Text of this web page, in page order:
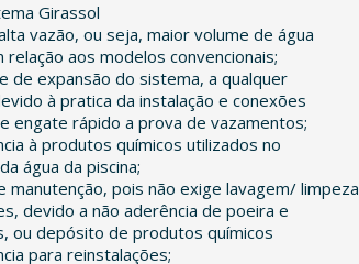
Girassol
vazão, ou seja, maior volume de água
relação aos modelos convencionais;
de expansão do sistema, a qualquer
à pratica da instalação e conexões
engate rápido a prova de vazamentos;
à produtos químicos utilizados no
água da piscina;
manutenção, pois não exige lavagem/ limpeza
devido a não aderência de poeira e
ou depósito de produtos químicos
para reinstalações;